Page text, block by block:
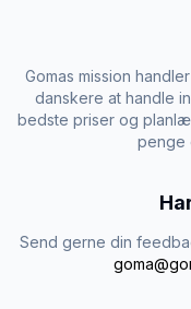
Gomas mission
danskere at handle
bedste priser og
penge
Send gerne din